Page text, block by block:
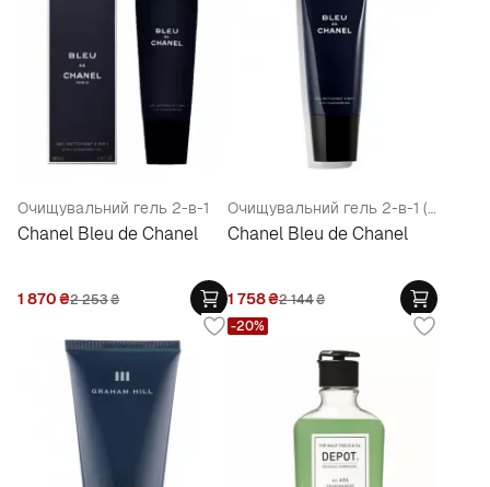
Очищувальний гель 2-в-1
Chanel Bleu de Chanel
1 870₴2 253₴
Очищувальний гель 2-в-1 (тестер)
Chanel Bleu de Chanel
1 758₴2 144₴
-20%